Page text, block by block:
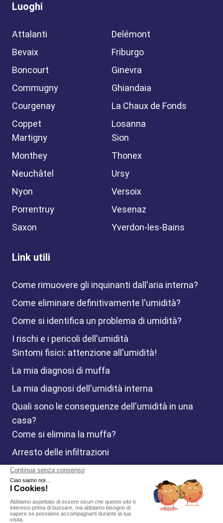
Luoghi
Attalanti
Bevaix
Boncourt
Commugny
Courgenay
Coppet
Delémont
Friburgo
Ginevra
Ghiandaia
La Chaux de Fonds
Losanna
Martigny
Monthey
Neuchâtel
Nyon
Porrentruy
Saxon
Sion
Thonex
Ursy
Versoix
Vesenaz
Yverdon-les-Bains
Link utili
Come rimuovere gli inquinanti dall'aria interna?
Come eliminare definitivamente l'umidità?
Come si identifica un problema di umidità?
I rischi e i pericoli dell'umidità
Sintomi fisici: attenzione all'umidità!
La mia diagnosi di muffa
La mia diagnosi dell'umidità interna
Quali sono le conseguenze dell'umidità in una
casa?
Come si elimina la muffa?
Arresto delle infiltrazioni
Arresto della risalita capillare
© Murprotec 2026. Tutti i diritti riservati.
Informazioni legali